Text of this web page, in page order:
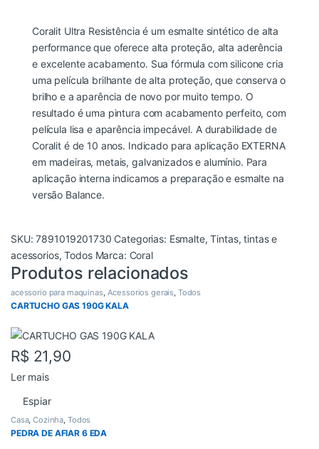
Coralit Ultra Resistência é um esmalte sintético de alta
performance que oferece alta proteção, alta aderência
e excelente acabamento. Sua fórmula com silicone cria
uma película brilhante de alta proteção, que conserva o
brilho e a aparência de novo por muito tempo. O
resultado é uma pintura com acabamento perfeito, com
película lisa e aparência impecável. A durabilidade de
Coralit é de 10 anos. Indicado para aplicação EXTERNA
em madeiras, metais, galvanizados e alumínio. Para
aplicação interna indicamos a preparação e esmalte na
versão Balance.
SKU:7891019201730 Categorias: Esmalte,Tintas,tintas e
acessorios,Todos Marca: Coral
Produtos relacionados
acessorio para maquinas, Acessorios gerais, Todos
CARTUCHO GAS 190G KALA
R$ 21,90
Ler mais
Espiar
Casa,Cozinha, Todos
PEDRA DE AFIAR 6 EDA